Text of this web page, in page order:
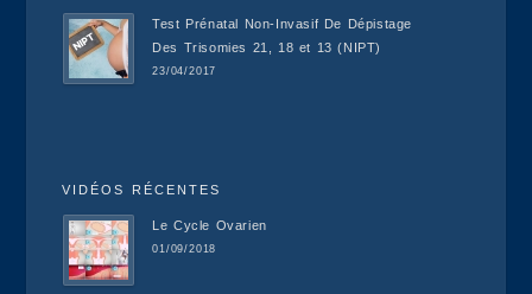
Test Prénatal Non-Invasif De Dépistage
Des Trisomies 21, 18 et 13 (NIPT)
23/04/2017
VIDÉOS RÉCENTES
Le Cycle Ovarien
01/09/2018